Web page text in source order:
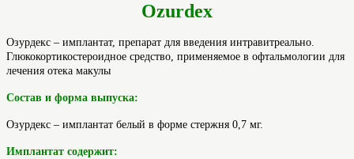
Ozurdex
Озурдекс – имплантат, препарат для введения интравитреально.
Глюкокортикостероидное средство, применяемое в офтальмологии для
лечения отека макулы
Состав и форма выпуска:
Озурдекс – имплантат белый в форме стержня 0,7 мг.
Имплантат содержит: